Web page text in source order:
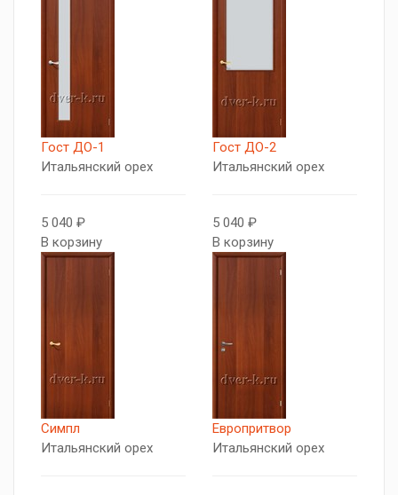
Гост ДО-1
Итальянский орех
5 040 ₽
В корзину
Гост ДО-2
Итальянский орех
5 040 ₽
В корзину
Симпл
Итальянский орех
Европритвор
Итальянский орех